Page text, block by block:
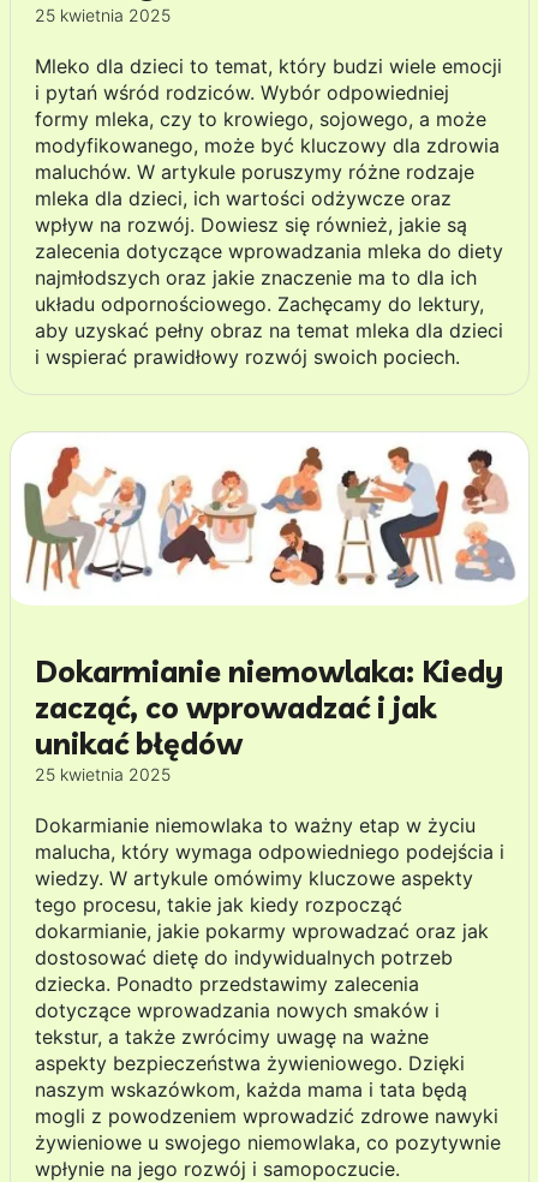
25 kwietnia 2025
Mleko dla dzieci to temat, który budzi wiele emocji
i pytań wśród rodziców. Wybór odpowiedniej
formy mleka, czy to krowiego, sojowego, a może
modyfikowanego, może być kluczowy dla zdrowia
maluchów. W artykule poruszymy różne rodzaje
mleka dla dzieci, ich wartości odżywcze oraz
wpływ na rozwój. Dowiesz się również, jakie są
zalecenia dotyczące wprowadzania mleka do diety
najmłodszych oraz jakie znaczenie ma to dla ich
układu odpornościowego. Zachęcamy do lektury,
aby uzyskać pełny obraz na temat mleka dla dzieci
i wspierać prawidłowy rozwój swoich pociech.
Dokarmianie niemowlaka: Kiedy
zacząć, co wprowadzać i jak
unikać błędów
25 kwietnia 2025
Dokarmianie niemowlaka to ważny etap w życiu
malucha, który wymaga odpowiedniego podejścia i
wiedzy. W artykule omówimy kluczowe aspekty
tego procesu, takie jak kiedy rozpocząć
dokarmianie, jakie pokarmy wprowadzać oraz jak
dostosować dietę do indywidualnych potrzeb
dziecka. Ponadto przedstawimy zalecenia
dotyczące wprowadzania nowych smaków i
tekstur, a także zwrócimy uwagę na ważne
aspekty bezpieczeństwa żywieniowego. Dzięki
naszym wskazówkom, każda mama i tata będą
mogli z powodzeniem wprowadzić zdrowe nawyki
żywieniowe u swojego niemowlaka, co pozytywnie
wpłynie na jego rozwój i samopoczucie.